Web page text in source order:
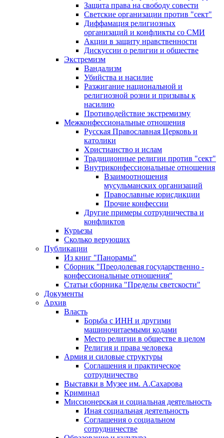
Защита права на свободу совести
Светские организации против "сект"
Диффамация религиозных
организаций и конфликты со СМИ
Акции в защиту нравственности
Дискуссии о религии и обществе
Экстремизм
Вандализм
Убийства и насилие
Разжигание национальной и
религиозной розни и призывы к
насилию
Противодействие экстремизму
Межконфессиональные отношения
Русская Православная Церковь и
католики
Христианство и ислам
Традиционные религии против "сект"
Внутриконфессиональные отношения
Взаимоотношения
мусульманских организаций
Православные юрисдикции
Прочие конфессии
Другие примеры сотрудничества и
конфликтов
Курьезы
Сколько верующих
Публикации
Из книг "Панорамы"
Сборник "Преодолевая государственно -
конфессиональные отношения"
Статьи сборника "Пределы светскости"
Документы
Архив
Власть
Борьба с ИНН и другими
машиночитаемыми кодами
Место религии в обществе в целом
Религия и права человека
Армия и силовые структуры
Соглашения и практическое
сотрудничество
Выставки в Музее им. А.Сахарова
Криминал
Миссионерская и социальная деятельность
Иная социальная деятельность
Соглашения о социальном
сотрудничестве